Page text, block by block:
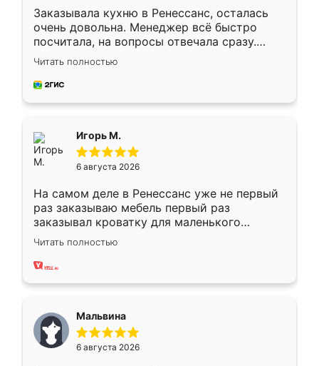
Заказывала кухню в Ренессанс, осталась
очень довольна. Менеджер всё быстро
посчитала, на вопросы отвечала сразу.
Замерщик приехал в субботу, подошёл к
делу со всей ответственностью. Собрали
за день, ребята работали аккуратно, даже
Читать полностью
Игорь М.
6 августа 2026
На самом деле в Ренессанс уже не первый
раз заказываю мебель первый раз
заказывал кроватку для маленького
ребёнка при его рождении ,во второй раз
заказал шкаф-купе. По качеству очень
хорошее сборка достаточно быстрая,
меньше, здесь же он более разнообразный.
Мне нравится ,если что-то потребуется из
мебели буду заказывать только здесь.
Читать полностью
Мальвина
6 августа 2026